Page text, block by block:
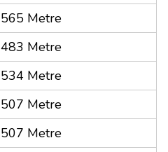
565 Metre
483 Metre
534 Metre
507 Metre
507 Metre